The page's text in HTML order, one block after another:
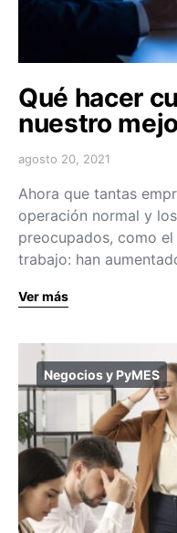
Qué hacer
nuestro
agosto 20, 2021
Ahora que tantas
operación normal y
preocupados, como
trabajo: han
Ver más
Negocios y PyMES